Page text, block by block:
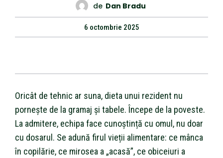
de Dan Bradu
6 octombrie 2025
Oricât de tehnic ar suna, dieta unui rezident nu
pornește de la gramaj și tabele. Începe de la poveste.
La admitere, echipa face cunoștință cu omul, nu doar
cu dosarul. Se adună firul vieții alimentare: ce mânca
în copilărie, ce mirosea a „acasă”, ce obiceiuri a